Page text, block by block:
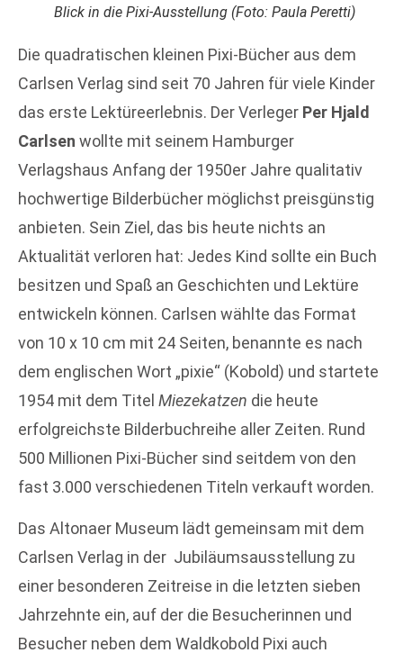
Blick in die Pixi-Ausstellung (Foto: Paula Peretti)
Die quadratischen kleinen Pixi-Bücher aus dem
Carlsen Verlag sind seit 70 Jahren für viele Kinder
das erste Lektüreerlebnis. Der Verleger Per Hjald
Carlsen wollte mit seinem Hamburger
Verlagshaus Anfang der 1950er Jahre qualitativ
hochwertige Bilderbücher möglichst preisgünstig
anbieten. Sein Ziel, das bis heute nichts an
Aktualität verloren hat: Jedes Kind sollte ein Buch
besitzen und Spaß an Geschichten und Lektüre
entwickeln können. Carlsen wählte das Format
von 10 x 10 cm mit 24 Seiten, benannte es nach
dem englischen Wort „pixie“ (Kobold) und startete
1954 mit dem Titel Miezekatzen die heute
erfolgreichste Bilderbuchreihe aller Zeiten. Rund
500 Millionen Pixi-Bücher sind seitdem von den
fast 3.000 verschiedenen Titeln verkauft worden.
Das Altonaer Museum lädt gemeinsam mit dem
Carlsen Verlag in der Jubiläumsausstellung zu
einer besonderen Zeitreise in die letzten sieben
Jahrzehnte ein, auf der die Besucherinnen und
Besucher neben dem Waldkobold Pixi auch